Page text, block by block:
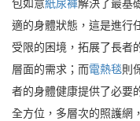
包如意紙尿褲解決了最基
適的身體狀態，這是進行
受限的困境，拓展了長者
層面的需求；而電熱毯則
者的身體健康提供了必要
全方位，多層次的照護網